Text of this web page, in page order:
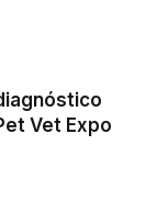
Vet Expo